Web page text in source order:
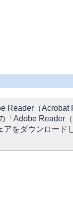
Reader（Acrobat
「Adobe Reader
をダウンロード